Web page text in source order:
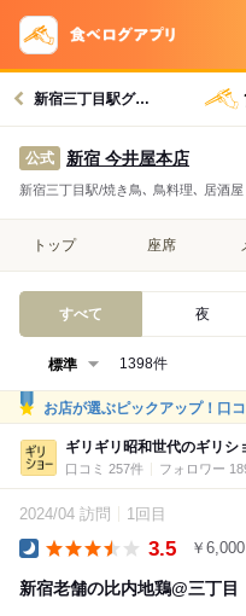
新宿三丁目駅グルメへ
公式 新宿 今井屋本店
新宿三丁目駅/焼き鳥､ 鳥料理､ 居酒屋
トップ 座席
すべて 夜
1398件
お店が選ぶピックアップ！口コ
ギリギリ昭和世代のギリシ
口コミ 257件 フォロワー
2024/04 訪問 1回目
3.5 ￥
新宿老舗の比内地鶏@三丁目